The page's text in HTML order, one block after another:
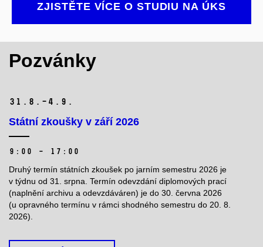
ZJISTĚTE VÍCE O STUDIU NA ÚKS
Pozvánky
31. 8.–4. 9.
Státní zkoušky v září 2026
9:00 – 17:00
Druhý termín státních zkoušek po jarním semestru 2026 je
v týdnu od 31. srpna. Termín odevzdání diplomových prací
(naplnění archivu a odevzdáváren) je do 30. června 2026
(u opravného termínu v rámci shodného semestru do 20. 8.
2026).